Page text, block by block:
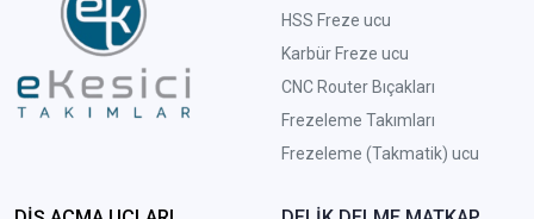
HSS Freze ucu
Karbür Freze ucu
CNC Router Bıçakları
Frezeleme Takımları
Frezeleme (Takmatik) ucu